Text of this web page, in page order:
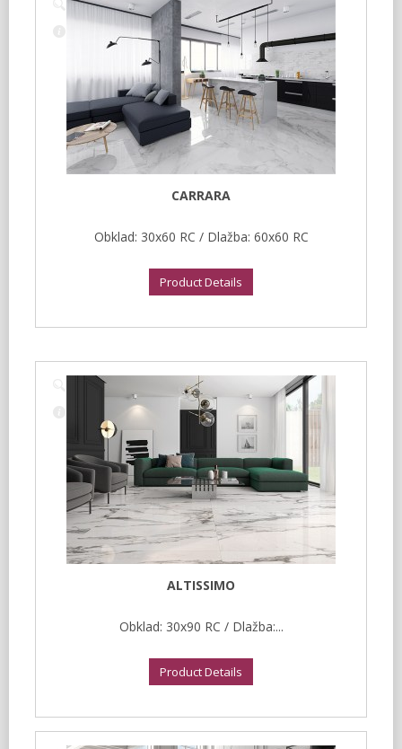
CARRARA
Obklad: 30x60 RC / Dlažba: 60x60 RC
Product Details
ALTISSIMO
Obklad: 30x90 RC / Dlažba:...
Product Details